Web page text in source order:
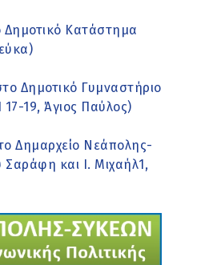
Δημοτικό Κατάστημα
Δημοτικό Γυμναστήριο
19, Άγιος Παύλος)
Δημαρχείο Νεάπολης-
και Ι. Μιχαήλ1,